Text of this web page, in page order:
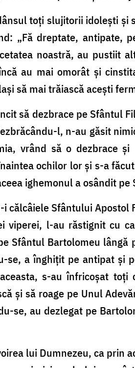
toți slujitorii idolești
„Fă dreptate, antipate,
noastră, au pustiit
au mai omorât și
să mai trăiască acești
să dezbrace pe Sfântul
l, n-au găsit
vrând să o dezbrace
ochilor lor și s-a
ighemonul a osândit
călcâiele Sfântului
viperei, l-au răstignit cu
Sfântul Bartolomeu
se, a înghițit pe antipat
s-au înfricoșat
și să roage pe Unul
se, au dezlegat pe
lui Dumnezeu, ca prin